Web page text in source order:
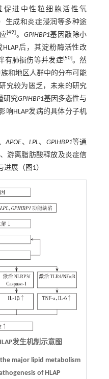
促进中性粒细胞活性氧
）生成和炎症浸润等多种途
[49]。 GPIHBP1基因敲除小
后，其淀粉酶活性改
有肺损伤等并发症[50]。然
和地区人群中的分布可能
究较为匮乏，未来的研究
研究GPIHBP1基因多态性与
响HLAP发病的具体分子机
APOE、LPL、 GPIHBP1等通
游离脂肪酸释放及炎症信
进展（ 图1）
发生机制示意图
major lipid metabolism
of HLAP